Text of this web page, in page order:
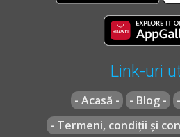
Link-uri
- Acasă - - Blog -
- Termeni, condiții și